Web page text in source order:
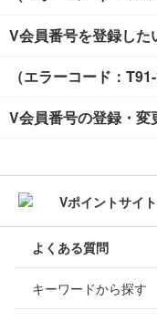
V会員番号を登録した
（エラーコード：
V会員番号の登録・変
よくある質問
キーワードから探す